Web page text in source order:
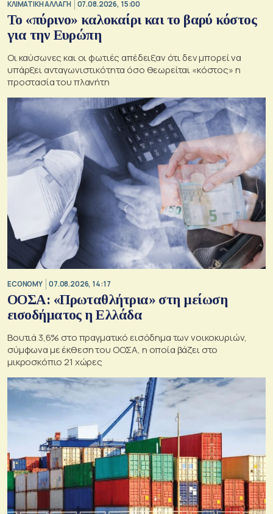
ΚΛΙΜΑΤΙΚΗ ΑΛΛΑΓΗ 07.08.2026, 15:00
Το «πύρινο» καλοκαίρι και το βαρύ κόστος
για την Ευρώπη
Οι καύσωνες και οι φωτιές απέδειξαν ότι δεν μπορεί να
υπάρξει ανταγωνιστικότητα όσο θεωρείται «κόστος» η
προστασία του πλανήτη
ECONOMY 07.08.2026, 14:17
ΟΟΣΑ: «Πρωταθλήτρια» στη μείωση
εισοδήματος η Ελλάδα
Βουτιά 3,6% στο πραγματικό εισόδημα των νοικοκυριών,
σύμφωνα με έκθεση του ΟΟΣΑ, η οποία βάζει στο
μικροσκόπιο 21 χώρες